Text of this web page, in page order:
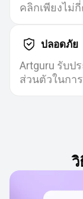
คลิกเพียงไม่
ปลอดภัย
Artguru รับป
ส่วนตัวในกา